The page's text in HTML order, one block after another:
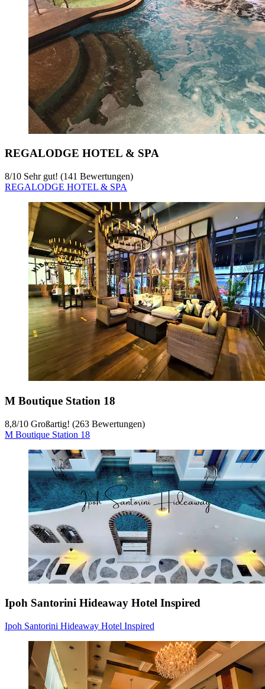
REGALODGE HOTEL & SPA
8/10 Sehr gut! (141 Bewertungen)
REGALODGE HOTEL & SPA
M Boutique Station 18
8,8/10 Großartig! (263 Bewertungen)
M Boutique Station 18
Ipoh Santorini Hideaway Hotel Inspired
Ipoh Santorini Hideaway Hotel Inspired